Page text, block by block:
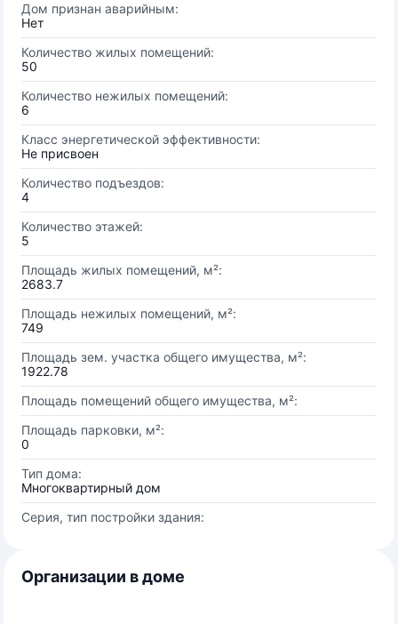
Дом признан аварийным:
Нет
Количество жилых помещений:
50
Количество нежилых помещений:
6
Класс энергетической эффективности:
Не присвоен
Количество подъездов:
4
Количество этажей:
5
Площадь жилых помещений, м²:
2683.7
Площадь нежилых помещений, м²:
749
Площадь зем. участка общего имущества, м²:
1922.78
Площадь помещений общего имущества, м²:
Площадь парковки, м²:
0
Тип дома:
Многоквартирный дом
Серия, тип постройки здания:
Организации в доме